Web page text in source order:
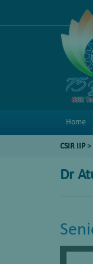
Home
CSIR IIP >
Dr